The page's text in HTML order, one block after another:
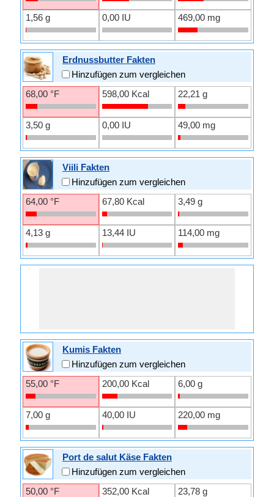
1,56 g 0,00 IU 469,00 mg
Erdnussbutter Fakten
Hinzufügen zum vergleichen
68,00 °F
598,00 Kcal 22,21 g
3,50 g 0,00 IU 49,00 mg
Viili Fakten
Hinzufügen zum vergleichen
64,00 °F
67,80 Kcal 3,49 g
4,13 g 13,44 IU 114,00 mg
Kumis Fakten
Hinzufügen zum vergleichen
55,00 °F
200,00 Kcal 6,00 g
7,00 g 40,00 IU 220,00 mg
Port de salut Käse Fakten
Hinzufügen zum vergleichen
50,00 °F
352,00 Kcal 23,78 g